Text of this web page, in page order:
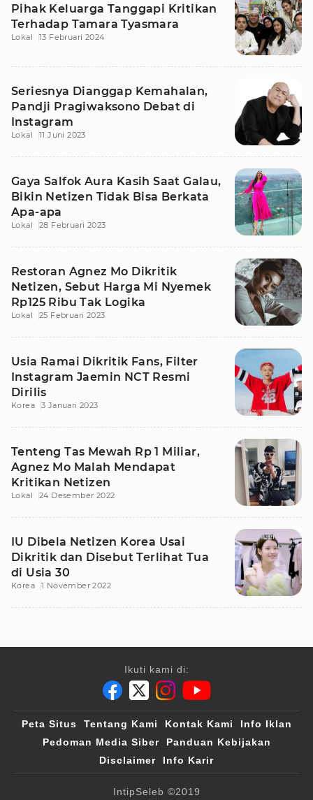
Pihak Keluarga Tanggapi Kritikan
Terhadap Tamara Tyasmara
Lokal 13 Februari 2024
Seriesnya Dianggap Kemahalan,
Pandji Pragiwaksono Debat di
Instagram
Lokal 11 Juni 2023
Gaya Salfok Aura Kasih Saat Galau,
Bikin Netizen Tidak Bisa Berkata
Apa-apa
Lokal 28 Februari 2023
Restoran Agnez Mo Dikritik
Netizen, Sebut Harga Mi Nyemek
Rp125 Ribu Tak Logika
Lokal 25 Februari 2023
Usia Ramai Dikritik Fans, Filter
Instagram Jaemin NCT Resmi
Dirilis
Korea 3 Januari 2023
Tenteng Tas Mewah Rp 1 Miliar,
Agnez Mo Malah Mendapat
Kritikan Netizen
Lokal 24 Desember 2022
IU Dibela Netizen Korea Usai
Dikritik dan Disebut Terlihat Tua
di Usia 30
Korea 1 November 2022
Ikuti kami di:
Peta Situs Tentang Kami Kontak Kami
Info Iklan
Pedoman Media Siber
Panduan Kebijakan
Disclaimer
Info Karir
IntipSeleb ©2019